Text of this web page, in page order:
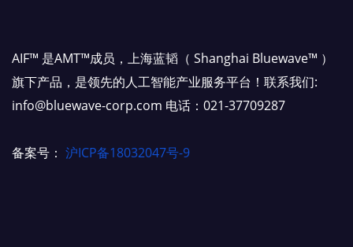
AIF™ 是AMT™成员，上海蓝韬（ Shanghai Bluewave™ ）
旗下产品，是领先的人工智能产业服务平台！联系我们:
info@bluewave-corp.com 电话：021-37709287
备案号： 沪ICP备18032047号-9